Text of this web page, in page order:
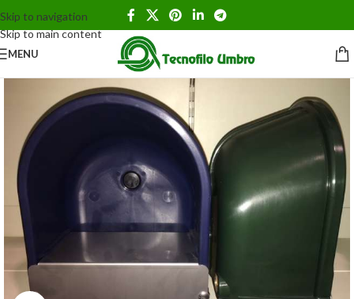
Skip to navigation
Skip to main content
MENU